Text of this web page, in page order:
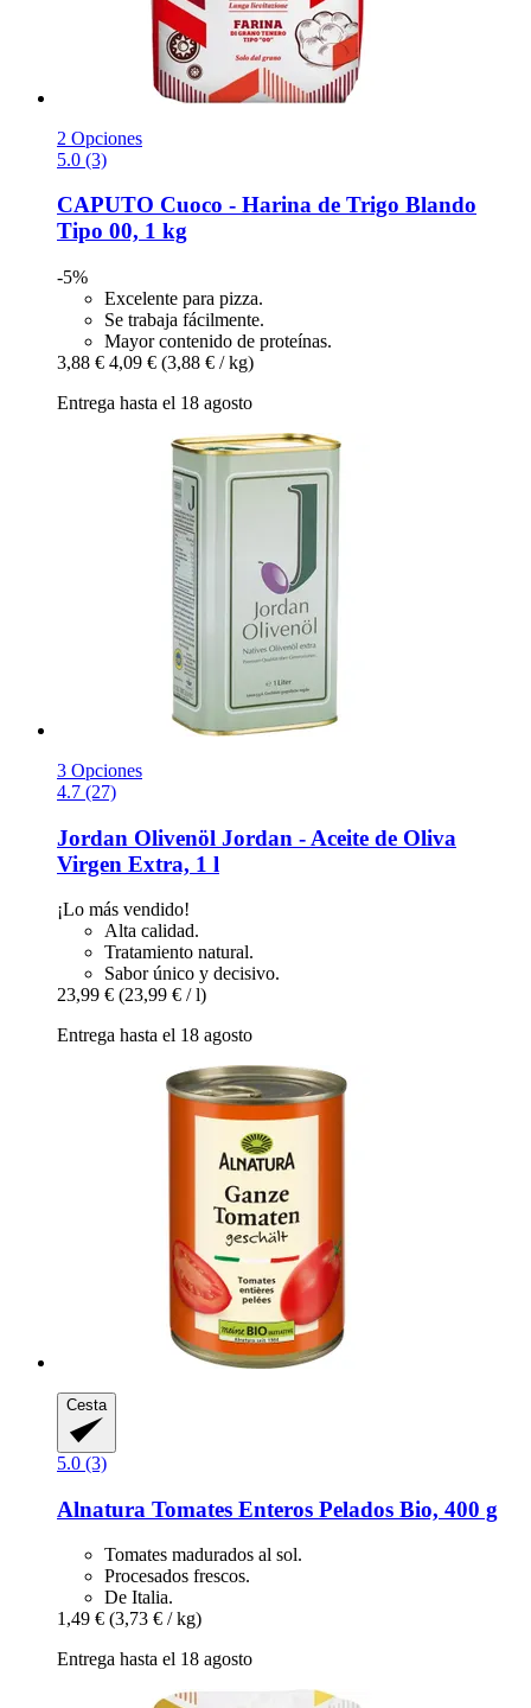
2 Opciones
5.0 (3)
CAPUTO Cuoco -​ Harina de Trigo Blando
Tipo 00, 1 kg
-5%
Excelente para pizza.
Se trabaja fácilmente.
Mayor contenido de proteínas.
3,88 € 4,09 € (3,88 € / kg)
Entrega hasta el 18 agosto
3 Opciones
4.7 (27)
Jordan Olivenöl Jordan -​ Aceite de Oliva
Virgen Extra, 1 l
¡Lo más vendido!
Alta calidad.
Tratamiento natural.
Sabor único y decisivo.
23,99 € (23,99 € / l)
Entrega hasta el 18 agosto
Cesta
5.0 (3)
Alnatura Tomates Enteros Pelados Bio, 400 g
Tomates madurados al sol.
Procesados frescos.
De Italia.
1,49 € (3,73 € / kg)
Entrega hasta el 18 agosto